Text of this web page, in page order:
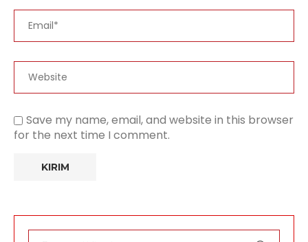
Save my name, email, and website in this browser
for the next time I comment.